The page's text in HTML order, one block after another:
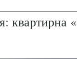
квартирна